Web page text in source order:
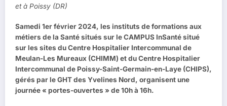
et à Poissy (DR)
Samedi 1er février 2024, les instituts de formations aux
métiers de la Santé situés sur le CAMPUS InSanté situé
sur les sites du Centre Hospitalier Intercommunal de
Meulan-Les Mureaux (CHIMM) et du Centre Hospitalier
Intercommunal de Poissy-Saint-Germain-en-Laye (CHIPS),
gérés par le GHT des Yvelines Nord, organisent une
journée « portes-ouvertes » de 10h à 16h.